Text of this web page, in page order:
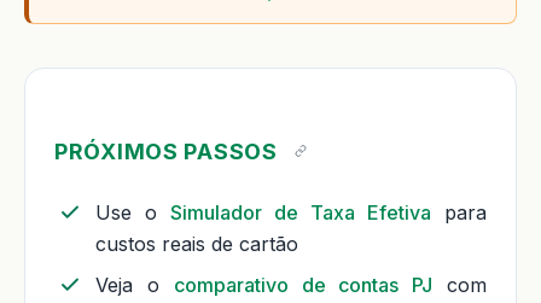
PRÓXIMOS PASSOS
Use o Simulador de Taxa Efetiva para
custos reais de cartão
Veja o comparativo de contas PJ com